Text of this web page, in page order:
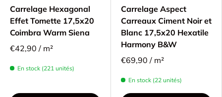
Carrelage Hexagonal
Effet Tomette 17,5x20
Coimbra Warm Siena
€42,90 / m²
En stock (221 unités)
Carrelage Aspect
Carreaux Ciment Noir et
Blanc 17,5x20 Hexatile
Harmony B&W
€69,90 / m²
En stock (22 unités)